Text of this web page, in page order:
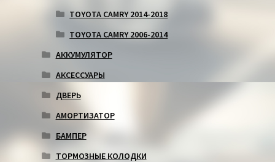
TOYOTA CAMRY 2014-2018
TOYOTA CAMRY 2006-2014
АККУМУЛЯТОР
АКСЕССУАРЫ
ДВЕРЬ
АМОРТИЗАТОР
БАМПЕР
ТОРМОЗНЫЕ КОЛОДКИ